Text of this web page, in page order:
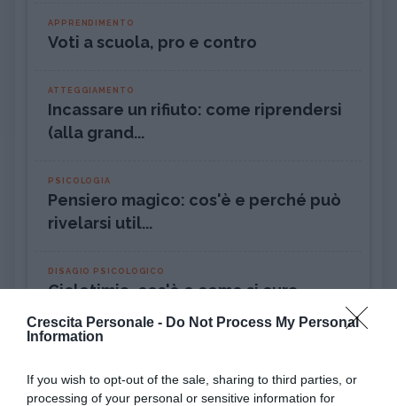
Crescita Personale - Do Not Process My Personal
Information
If you wish to opt-out of the sale, sharing to third parties, or
processing of your personal or sensitive information for
APPRENDIMENTO
Voti a scuola, pro e contro
ATTEGGIAMENTO
Incassare un rifiuto: come riprendersi
(alla grand...
PSICOLOGIA
Pensiero magico: cos'è e perché può
rivelarsi util...
DISAGIO PSICOLOGICO
Ciclotimia, cos'è e come si cura
AMORE
persona